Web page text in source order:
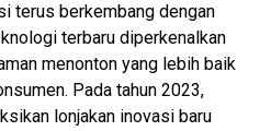
terus berkembang dengan
terbaru diperkenalkan
menonton yang lebih baik
Pada tahun 2023,
lonjakan inovasi baru